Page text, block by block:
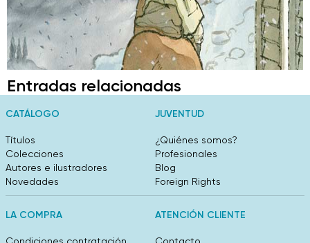
Entradas relacionadas
CATÁLOGO
Títulos
Colecciones
Autores e ilustradores
Novedades
JUVENTUD
¿Quiénes somos?
Profesionales
Blog
Foreign Rights
LA COMPRA ATENCIÓN CLIENTE